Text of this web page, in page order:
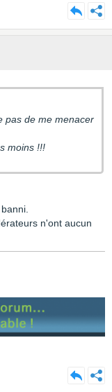
pas de me menacer
moins !!!
n'ont aucun